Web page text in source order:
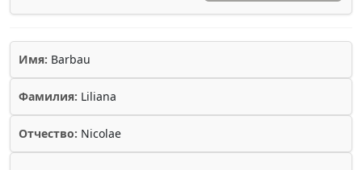
Имя: Barbau
Фамилия: Liliana
Отчество: Nicolae